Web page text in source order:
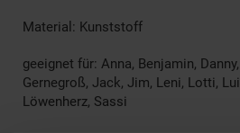
Material: Kunststoff
geeignet für: Anna, Benjamin,
Gernegroß, Jack, Jim, Leni, Lotti,
Löwenherz, Sassi